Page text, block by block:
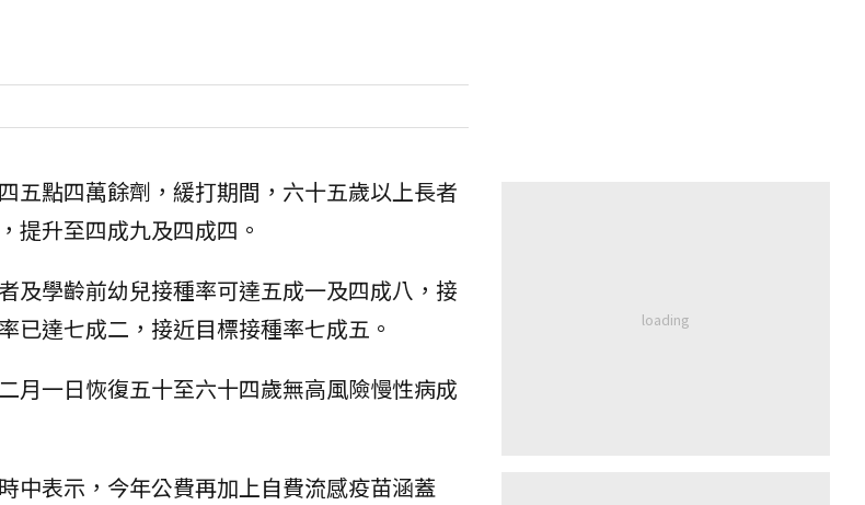
點四萬餘劑，緩打期間，六十五歲以上長者
提升至四成九及四成四。
及學齡前幼兒接種率可達五成一及四成八，接
已達七成二，接近目標接種率七成五。
月一日恢復五十至六十四歲無高風險慢性病成
中表示，今年公費再加上自費流感疫苗涵蓋